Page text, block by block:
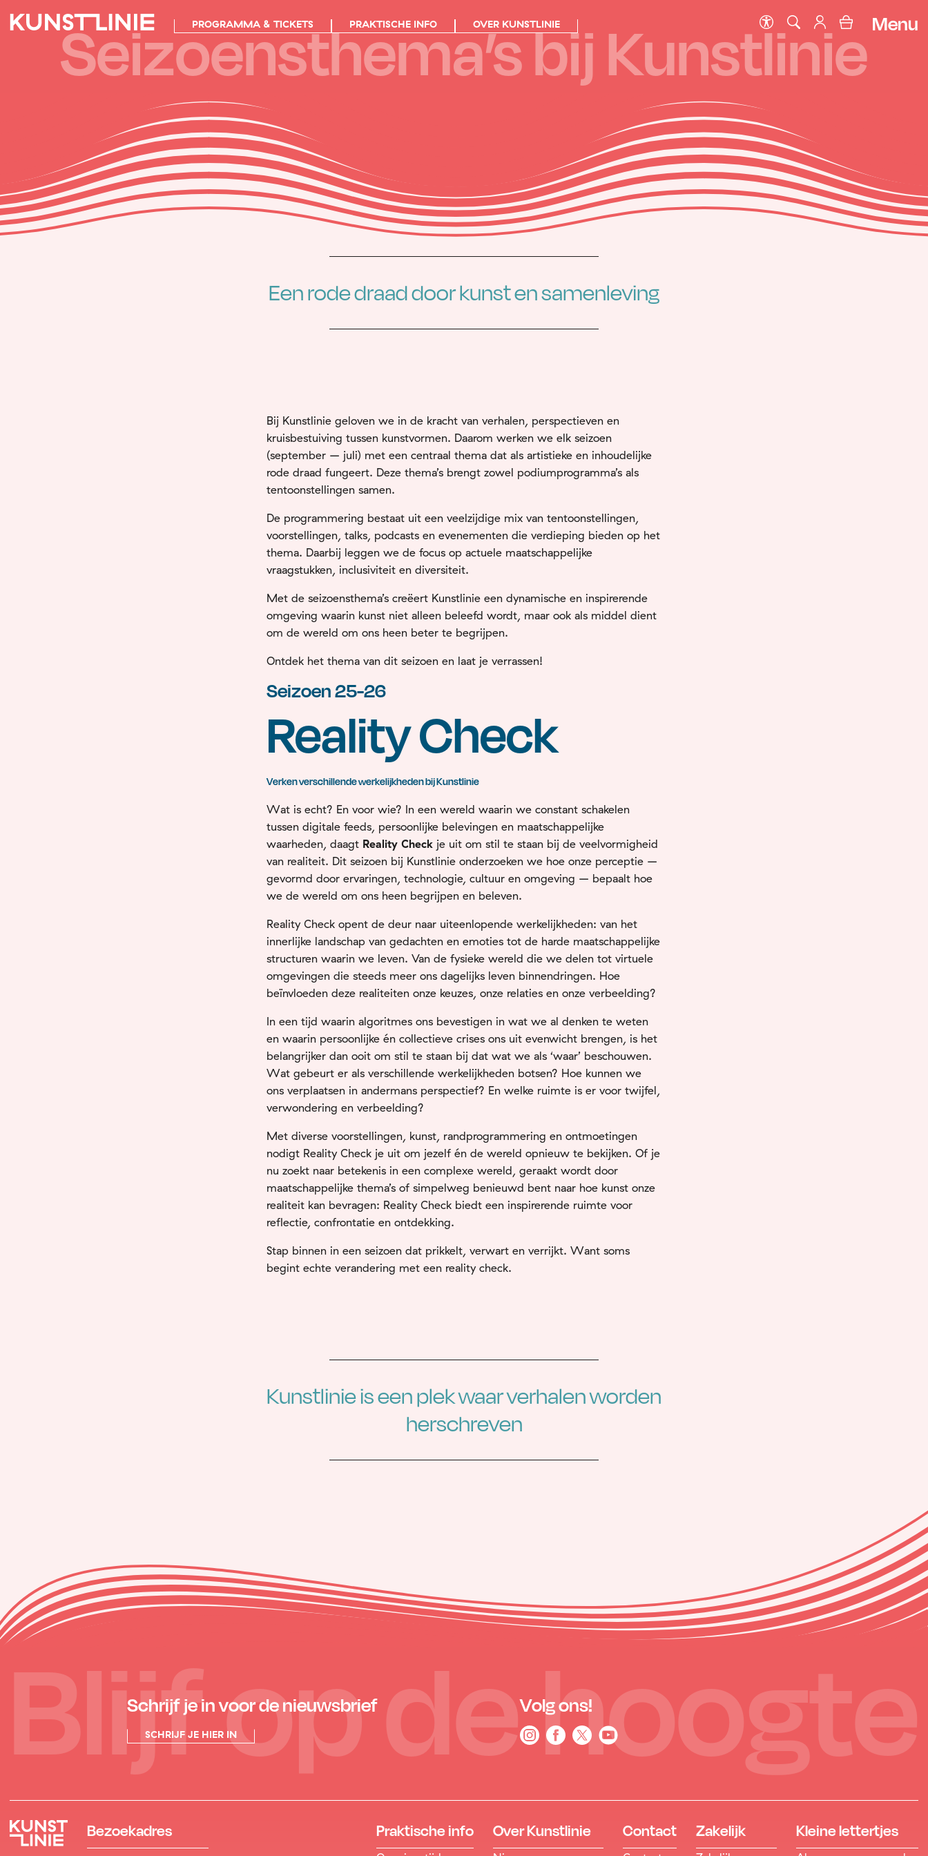
PROGRAMMA & TICKETS PRAKTISCHE INFO OVER KUNSTLINIE Menu
Seizoensthema’s bij Kunstlinie
Een rode draad door kunst en samenleving
Bij Kunstlinie geloven we in de kracht van verhalen, perspectieven en
kruisbestuiving tussen kunstvormen. Daarom werken we elk seizoen
(september – juli) met een centraal thema dat als artistieke en inhoudelijke
rode draad fungeert. Deze thema’s brengt zowel podiumprogramma’s als
tentoonstellingen samen.
De programmering bestaat uit een veelzijdige mix van tentoonstellingen,
voorstellingen, talks, podcasts en evenementen die verdieping bieden op het
thema. Daarbij leggen we de focus op actuele maatschappelijke
vraagstukken, inclusiviteit en diversiteit.
Met de seizoensthema’s creëert Kunstlinie een dynamische en inspirerende
omgeving waarin kunst niet alleen beleefd wordt, maar ook als middel dient
om de wereld om ons heen beter te begrijpen.
Ontdek het thema van dit seizoen en laat je verrassen!
Seizoen 25-26
Reality Check
VerkenverschillendewerkelijkhedenbijKunstlinie
Wat is echt? En voor wie? In een wereld waarin we constant schakelen
tussen digitale feeds, persoonlijke belevingen en maatschappelijke
waarheden, daagt Reality Check je uit om stil te staan bij de veelvormigheid
van realiteit. Dit seizoen bij Kunstlinie onderzoeken we hoe onze perceptie –
gevormd door ervaringen, technologie, cultuur en omgeving – bepaalt hoe
we de wereld om ons heen begrijpen en beleven.
Reality Check opent de deur naar uiteenlopende werkelijkheden: van het
innerlijke landschap van gedachten en emoties tot de harde maatschappelijke
structuren waarin we leven. Van de fysieke wereld die we delen tot virtuele
omgevingen die steeds meer ons dagelijks leven binnendringen. Hoe
beïnvloeden deze realiteiten onze keuzes, onze relaties en onze verbeelding?
In een tijd waarin algoritmes ons bevestigen in wat we al denken te weten
en waarin persoonlijke én collectieve crises ons uit evenwicht brengen, is het
belangrijker dan ooit om stil te staan bij dat wat we als ‘waar’ beschouwen.
Wat gebeurt er als verschillende werkelijkheden botsen? Hoe kunnen we
ons verplaatsen in andermans perspectief? En welke ruimte is er voor twijfel,
verwondering en verbeelding?
Met diverse voorstellingen, kunst, randprogrammering en ontmoetingen
nodigt Reality Check je uit om jezelf én de wereld opnieuw te bekijken. Of je
nu zoekt naar betekenis in een complexe wereld, geraakt wordt door
maatschappelijke thema’s of simpelweg benieuwd bent naar hoe kunst onze
realiteit kan bevragen: Reality Check biedt een inspirerende ruimte voor
reflectie, confrontatie en ontdekking.
Stap binnen in een seizoen dat prikkelt, verwart en verrijkt. Want soms
begint echte verandering met een reality check.
Kunstlinie is een plek waar verhalen worden
herschreven
Blijf op de hoogte
Schrijf je in voor de nieuwsbrief
SCHRIJF JE HIER IN
Volg ons!
Bezoekadres Praktische info Over Kunstlinie Contact Zakelijk Kleine lettertjes